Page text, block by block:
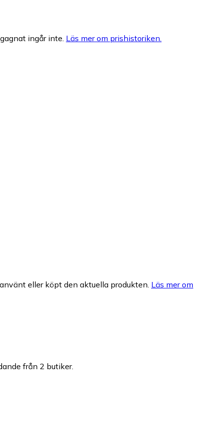
ingår inte. Läs mer om prishistoriken.
eller köpt den aktuella produkten. Läs mer om
från 2 butiker.